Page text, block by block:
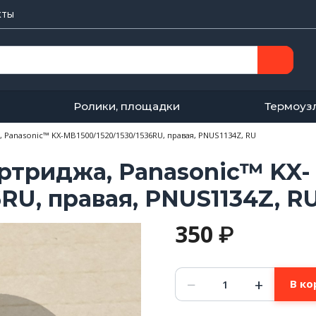
Ролики, площадки
KX-MB1500/1520/1530/1536RU, правая, PNUS1134Z, RU
Panasonic™ KX-
правая, PNUS1134Z,
350₽
Количество
товара
Пружина
− + В